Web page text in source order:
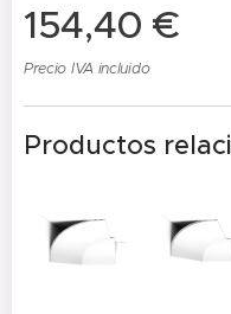
154,40 €
Precio IVA incluido
Productos